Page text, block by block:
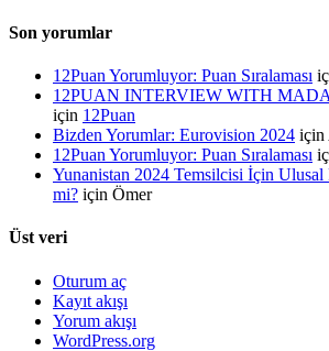
Son yorumlar
12Puan Yorumluyor: Puan Sıralaması
12PUAN INTERVIEW WITH
için 12Puan
Bizden Yorumlar: Eurovision 2024 için
12Puan Yorumluyor: Puan Sıralaması
Yunanistan 2024 Temsilcisi İçin
mi? için Ömer
Üst veri
Oturum aç
Kayıt akışı
Yorum akışı
WordPress.org